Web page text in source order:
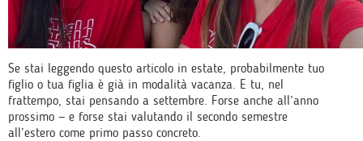
Se stai leggendo questo articolo in estate, probabilmente tuo
figlio o tua figlia è già in modalità vacanza. E tu, nel
frattempo, stai pensando a settembre. Forse anche all’anno
prossimo — e forse stai valutando il secondo semestre
all’estero come primo passo concreto.